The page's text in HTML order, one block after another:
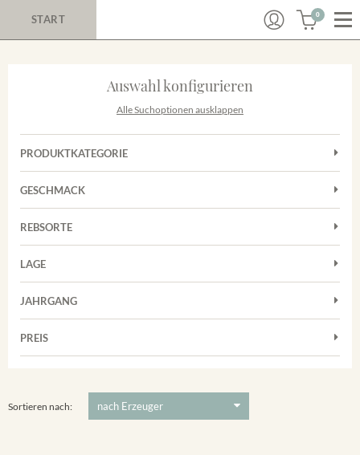
START 0
Auswahl konfigurieren
Alle Suchoptionen ausklappen
PRODUKTKATEGORIE
Cuvées
Rosé
Weißwein
GESCHMACK
Trocken
REBSORTE
Chardonnay
Grauburgunder
Riesling
LAGE
Achkarrer Schlossberg
Vorderer Winklerberg
Winklerberg Hinter Winklen
JAHRGANG
PREIS
Sortieren nach: